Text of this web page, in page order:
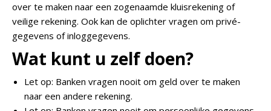
over te maken naar een zogenaamde kluisrekening of
veilige rekening. Ook kan de oplichter vragen om privé-
gegevens of inloggegevens.
Wat kunt u zelf doen?
Let op: Banken vragen nooit om geld over te maken
naar een andere rekening.